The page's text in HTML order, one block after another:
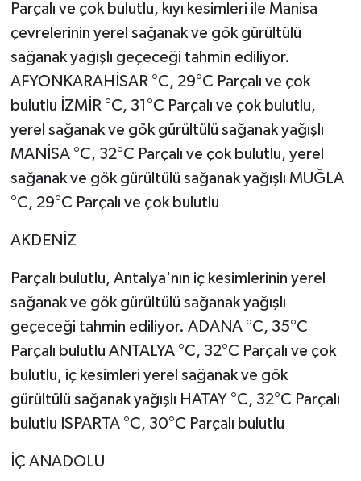
Parçalı ve çok bulutlu, kıyı kesimleri ile Manisa
çevrelerinin yerel sağanak ve gök gürültülü
sağanak yağışlı geçeceği tahmin ediliyor.
AFYONKARAHİSAR °C, 29°C Parçalı ve çok
bulutlu İZMİR °C, 31°C Parçalı ve çok bulutlu,
yerel sağanak ve gök gürültülü sağanak yağışlı
MANİSA °C, 32°C Parçalı ve çok bulutlu, yerel
sağanak ve gök gürültülü sağanak yağışlı MUĞLA
°C, 29°C Parçalı ve çok bulutlu
AKDENİZ
Parçalı bulutlu, Antalya'nın iç kesimlerinin yerel
sağanak ve gök gürültülü sağanak yağışlı
geçeceği tahmin ediliyor. ADANA °C, 35°C
Parçalı bulutlu ANTALYA °C, 32°C Parçalı ve çok
bulutlu, iç kesimleri yerel sağanak ve gök
gürültülü sağanak yağışlı HATAY °C, 32°C Parçalı
bulutlu ISPARTA °C, 30°C Parçalı bulutlu
İÇ ANADOLU